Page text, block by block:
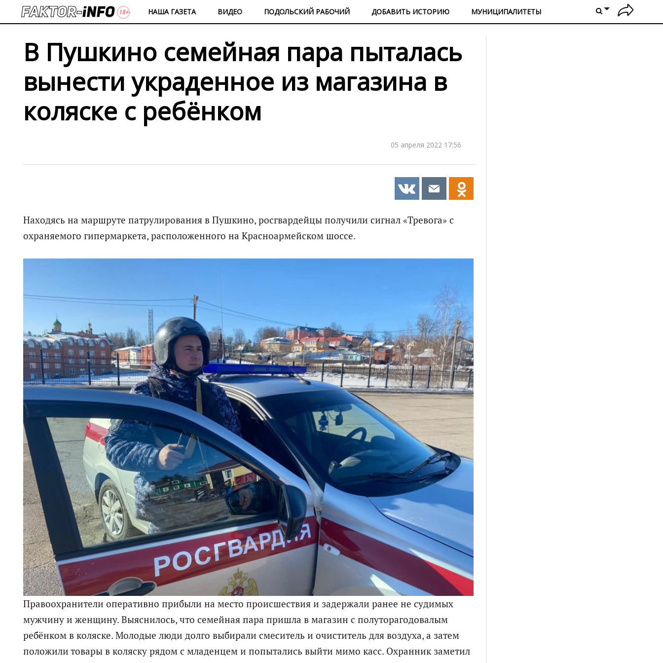
НАША ГАЗЕТА ВИДЕО ПОДОЛЬСКИЙ РАБОЧИЙ ДОБАВИТЬ ИСТОРИЮ МУНИЦИПАЛИТЕТЫ
В Пушкино семейная пара пыталась
вынести украденное из магазина в
коляске с ребёнком
05 апреля 2022 17:56
Находясь на маршруте патрулирования в Пушкино, росгвардейцы получили сигнал «Тревога» с
охраняемого гипермаркета, расположенного на Красноармейском шоссе.
Правоохранители оперативно прибыли на место происшествия и задержали ранее не судимых
мужчину и женщину. Выяснилось, что семейная пара пришла в магазин с полуторагодовалым
ребёнком в коляске. Молодые люди долго выбирали смеситель и очиститель для воздуха, а затем
положили товары в коляску рядом с младенцем и попытались выйти мимо касс. Охранник заметил